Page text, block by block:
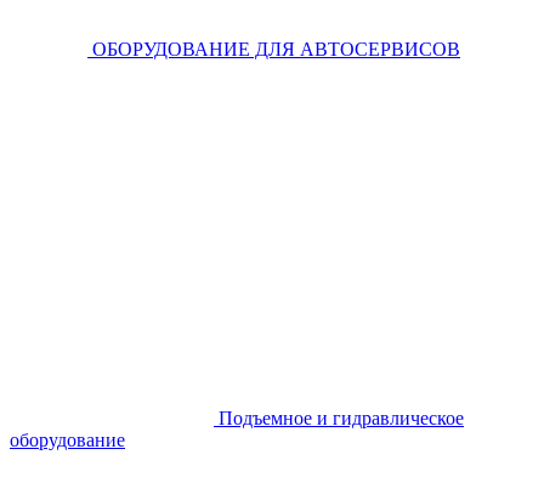
ОБОРУДОВАНИЕ ДЛЯ АВТОСЕРВИСОВ
Подъемное и гидравлическое
оборудование